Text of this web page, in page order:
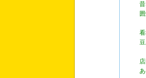
昔な
囲炉
看板
豆腐
店内
あや